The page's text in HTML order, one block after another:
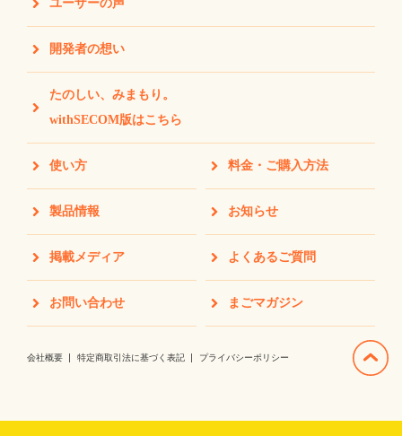
ユーザーの声
開発者の想い
たのしい、みまもり。
withSECOM版はこちら
使い方 料金・ご購入方法
製品情報 お知らせ
掲載メディア よくあるご質問
お問い合わせ まごマガジン
会社概要 特定商取引法に基づく表記 プライバシーポリシー